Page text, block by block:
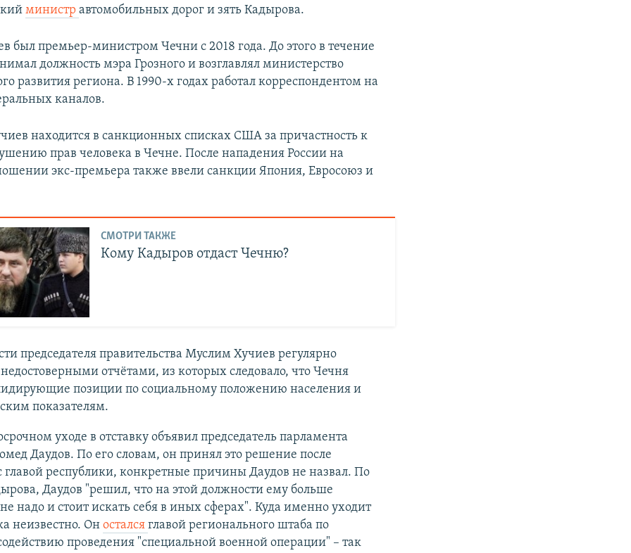
министравтомобильных дорог и зять Кадырова.
был премьер-министром Чечни с 2018 года. До этого в течение
должность мэра Грозного и возглавлял министерство
развития региона. В 1990-х годах работал корреспондентом на
каналов.
находится в санкционных списках США за причастность к
прав человека в Чечне. После нападения России на
экс-премьера также ввели санкции Япония, Евросоюз и
СМОТРИ ТАКЖЕ
Кому Кадыров отдаст Чечню?
председателя правительства Муслим Хучиев регулярно
недостоверными отчётами, из которых следовало, что Чечня
позиции по социальному положению населения и
показателям.
уходе в отставку объявил председатель парламента
Даудов. По его словам, он принял это решение после
главой республики, конкретные причины Даудов не назвал. По
Даудов "решил, что на этой должности ему больше
не надо и стоит искать себя в иных сферах". Куда именно уходит
неизвестно. Он остался главой регионального штаба по
проведения "специальной военной операции" – так